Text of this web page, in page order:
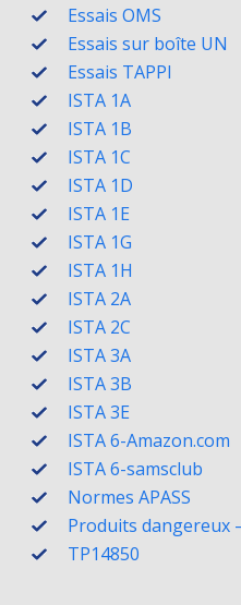
Essais OMS
Essais sur boîte UN
Essais TAPPI
ISTA 1A
ISTA 1B
ISTA 1C
ISTA 1D
ISTA 1E
ISTA 1G
ISTA 1H
ISTA 2A
ISTA 2C
ISTA 3A
ISTA 3B
ISTA 3E
ISTA 6-Amazon.com
ISTA 6-samsclub
Normes APASS
Produits dangereux
TP14850